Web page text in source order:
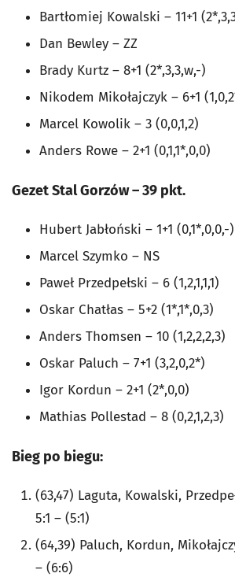
Bartłomiej Kowalski – 11+1
Dan Bewley – ZZ
Brady Kurtz – 8+1 (2*,3,3,w,-)
Nikodem Mikołajczyk – 6+1
Marcel Kowolik – 3 (0,0,1,2)
Anders Rowe – 2+1 (0,1,1*,0,0)
Gezet Stal Gorzów – 39 pkt.
Hubert Jabłoński – 1+1 (0,1*,0,0,-)
Marcel Szymko – NS
Paweł Przedpełski – 6 (1,2,1,1,1)
Oskar Chatłas – 5+2 (1*,1*,0,3)
Anders Thomsen – 10 (1,2,2,2,3)
Oskar Paluch – 7+1 (3,2,0,2*)
Igor Kordun – 2+1 (2*,0,0)
Mathias Pollestad – 8 (0,2,1,2,3)
Bieg po biegu:
(63,47) Laguta, Kowalski,
5:1 – (5:1)
(64,39) Paluch, Kordun,
– (6:6)